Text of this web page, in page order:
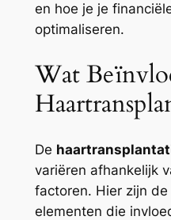
en hoe je je
optimaliseren.
Wat
De
variëren afhankelijk
factoren. Hier zijn
elementen die